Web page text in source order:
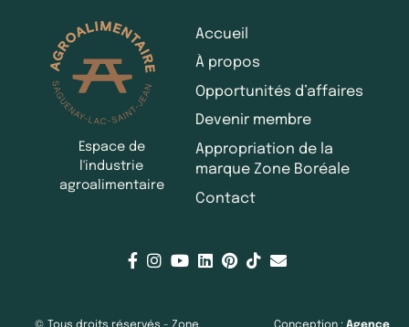
Espace de
l'industrie
agroalimentaire
Accueil
À propos
Opportunités d’affaires
Devenir membre
Appropriation de la
marque Zone Boréale
Contact